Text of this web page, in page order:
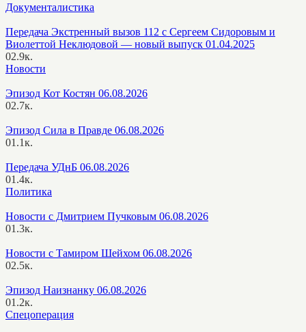
Документалистика
Передача Экстренный вызов 112 с Сергеем Сидоровым и
Виолеттой Неклюдовой — новый выпуск 01.04.2025
02.9к.
Новости
Эпизод Кот Костян 06.08.2026
02.7к.
Эпизод Сила в Правде 06.08.2026
01.1к.
Передача УДнБ 06.08.2026
01.4к.
Политика
Новости с Дмитрием Пучковым 06.08.2026
01.3к.
Новости с Тамиром Шейхом 06.08.2026
02.5к.
Эпизод Наизнанку 06.08.2026
01.2к.
Спецоперация